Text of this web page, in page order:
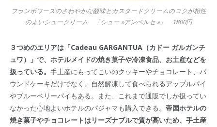
フランボワーズのさわやかな酸味とカスタードクリームのコクが相性
のよいシュークリーム 「シュー »アンベルセ »」 1800円
３つめのエリアは「Cadeau GARGANTUA（カドー ガルガンチ
ュワ）」で、ホテルメイドの焼き菓子や冷凍食品、お土産などを
扱っている。 手土産にもってこいのクッキーやチョコレート、パ
ウンドケーキだけでなく、自然解凍して食べられるアップルパイ
やブルーベリーパイもある。また、これまで通販でしか扱ってい
なかった心地よいホテルのパジャマも購入できる。 帝国ホテルの
焼き菓子やチョコレートはリーズナブルで質が高いため、手土産